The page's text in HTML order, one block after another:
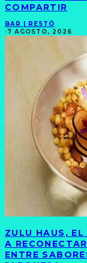
COMPARTIR
BAR | RESTÓ
·7 AGOSTO, 2026
ZULU HAUS,
A
ENTRE